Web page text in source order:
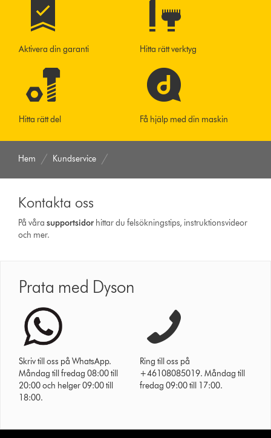
Aktivera din garanti Hitta rätt verktyg
Hitta rätt del Få hjälp med din maskin
Hem Kundservice
Kontakta oss
På vårasupport­sidor hittar du felsökningstips, instruktionsvideor
och mer.
Prata med Dyson
Skriv till oss på WhatsApp.
Måndag till fredag 08:00 till
20:00 och helger 09:00 till
18:00.
Ring till oss på
+46108085019. Måndag till
fredag 09:00 till 17:00.